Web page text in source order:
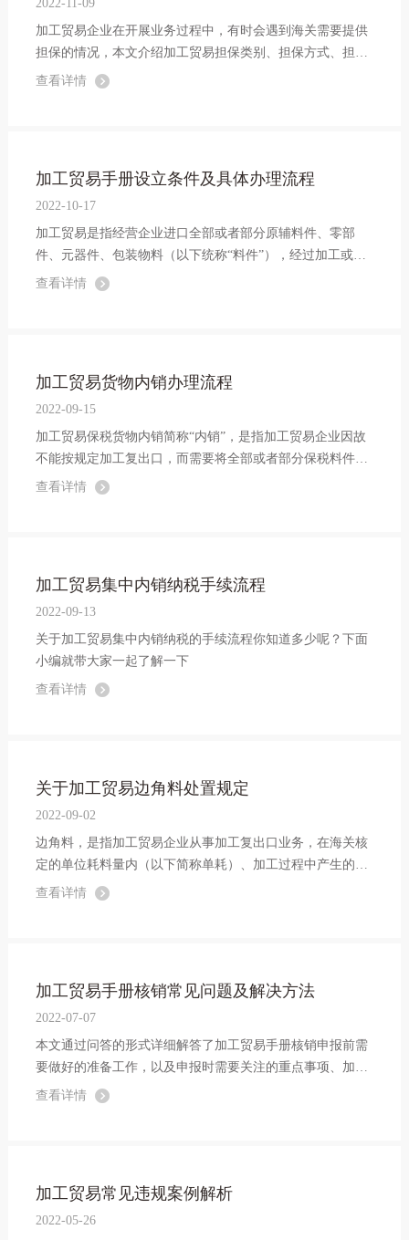
2022-11-09
加工贸易企业在开展业务过程中，有时会遇到海关需要提供
担保的情况，本文介绍加工贸易担保类别、担保方式、担保
金额计算、业务操作流程等，手把手指导您了解加工贸易业
查看详情
加工贸易手册设立条件及具体办理流程
2022-10-17
加工贸易是指经营企业进口全部或者部分原辅料件、零部
件、元器件、包装物料（以下统称“料件”），经过加工或者
装配后，将制成品复出口的经营活动，包括来料加工和进料
查看详情
加工贸易货物内销办理流程
2022-09-15
加工贸易保税货物内销简称“内销”，是指加工贸易企业因故
不能按规定加工复出口，而需要将全部或者部分保税料件、
制成品在国内销售，或者转用于生产内销产品的行为。
查看详情
加工贸易集中内销纳税手续流程
2022-09-13
关于加工贸易集中内销纳税的手续流程你知道多少呢？下面
小编就带大家一起了解一下
查看详情
关于加工贸易边角料处置规定
2022-09-02
边角料，是指加工贸易企业从事加工复出口业务，在海关核
定的单位耗料量内（以下简称单耗）、加工过程中产生的、
无法再用于加工该合同项下出口制成品的、数量合理的废、
查看详情
加工贸易手册核销常见问题及解决方法
2022-07-07
本文通过问答的形式详细解答了加工贸易手册核销申报前需
要做好的准备工作，以及申报时需要关注的重点事项、加工
贸易手册核销过程中的常见问题及解决方法！一起看看吧。
查看详情
加工贸易常见违规案例解析
2022-05-26